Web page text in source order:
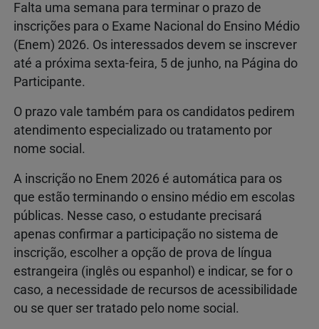
Falta uma semana para terminar o prazo de
inscrições para o Exame Nacional do Ensino Médio
(Enem) 2026. Os interessados devem se inscrever
até a próxima sexta-feira, 5 de junho, na Página do
Participante.
O prazo vale também para os candidatos pedirem
atendimento especializado ou tratamento por
nome social.
A inscrição no Enem 2026 é automática para os
que estão terminando o ensino médio em escolas
públicas. Nesse caso, o estudante precisará
apenas confirmar a participação no sistema de
inscrição, escolher a opção de prova de língua
estrangeira (inglês ou espanhol) e indicar, se for o
caso, a necessidade de recursos de acessibilidade
ou se quer ser tratado pelo nome social.